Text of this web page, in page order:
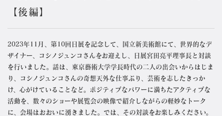
【後編】
2023年11月、第10回日展を記念して、国立新美術館にて、世界的なデ
ザイナー、コシノジュンコさんをお迎えし、日展宮田亮平理事長と対談
を行いました。話は、東京藝術大学学長時代の二人の出会いからはじま
り、コシノジュンコさんの奇想天外な仕事ぶり、芸術を志したきっか
け、心がけていることなど。ポジティブなパワーに満ちたアクティブな
活動を、数々のショーや展覧会の映像で紹介しながらの軽妙なトーク
に、会場はおおいに湧きました。では、その対談をお楽しみください。